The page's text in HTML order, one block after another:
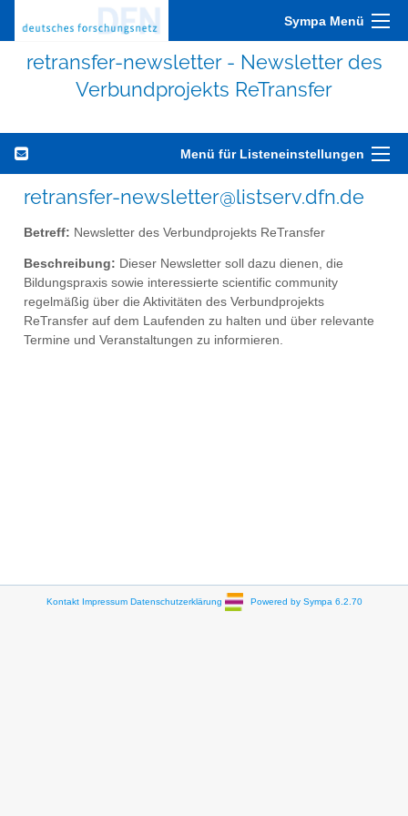
Sympa Menü
retransfer-newsletter - Newsletter des
Verbundprojekts ReTransfer
Menü für Listeneinstellungen
retransfer-newsletter@listserv.dfn.de
Betreff: Newsletter des Verbundprojekts ReTransfer
Beschreibung: Dieser Newsletter soll dazu dienen, die
Bildungspraxis sowie interessierte scientific community
regelmäßig über die Aktivitäten des Verbundprojekts
ReTransfer auf dem Laufenden zu halten und über relevante
Termine und Veranstaltungen zu informieren.
Kontakt Impressum Datenschutzerklärung Powered by Sympa 6.2.70